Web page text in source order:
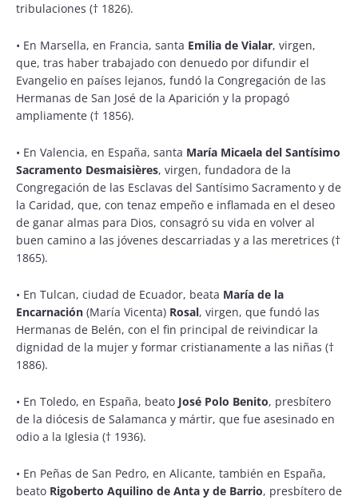
tribulaciones († 1826).
• En Marsella, en Francia, santa Emilia de Vialar, virgen,
que, tras haber trabajado con denuedo por difundir el
Evangelio en países lejanos, fundó la Congregación de las
Hermanas de San José de la Aparición y la propagó
ampliamente († 1856).
• En Valencia, en España, santa María Micaela del Santísimo
Sacramento Desmaisières, virgen, fundadora de la
Congregación de las Esclavas del Santísimo Sacramento y de
la Caridad, que, con tenaz empeño e inflamada en el deseo
de ganar almas para Dios, consagró su vida en volver al
buen camino a las jóvenes descarriadas y a las meretrices (†
1865).
• En Tulcan, ciudad de Ecuador, beata María de la
Encarnación (María Vicenta) Rosal, virgen, que fundó las
Hermanas de Belén, con el fin principal de reivindicar la
dignidad de la mujer y formar cristianamente a las niñas (†
1886).
• En Toledo, en España, beato José Polo Benito, presbítero
de la diócesis de Salamanca y mártir, que fue asesinado en
odio a la Iglesia († 1936).
• En Peñas de San Pedro, en Alicante, también en España,
beato Rigoberto Aquilino de Anta y de Barrio, presbítero de